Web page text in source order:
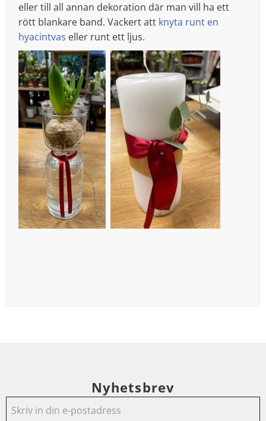
eller till all annan dekoration där man vill ha ett
rött blankare band. Vackert att knyta runt en
hyacintvas eller runt ett ljus.
Nyhetsbrev